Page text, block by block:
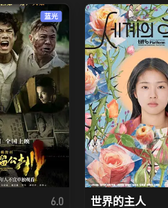
蓝光
6.0 世界的主人